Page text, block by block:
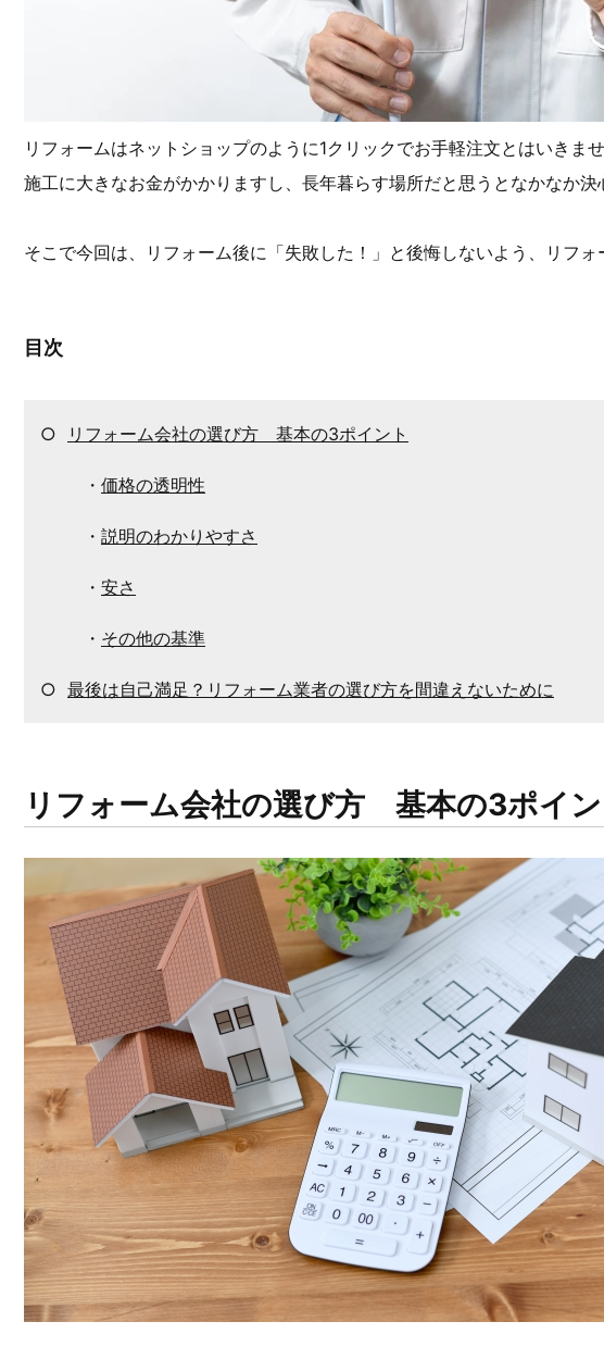
リフォームはネットショップのように1クリックでお手軽注文とはいきませ
施工に大きなお金がかかりますし、長年暮らす場所だと思うとなかなか決
そこで今回は、リフォーム後に「失敗した！」と後悔しないよう、リフォ
目次
○ リフォーム会社の選び方 基本の3ポイント
・ 価格の透明性
・ 説明のわかりやすさ
・ 安さ
・ その他の基準
○ 最後は自己満足？リフォーム業者の選び方を間違えないために
リフォーム会社の選び方 基本の3ポイン